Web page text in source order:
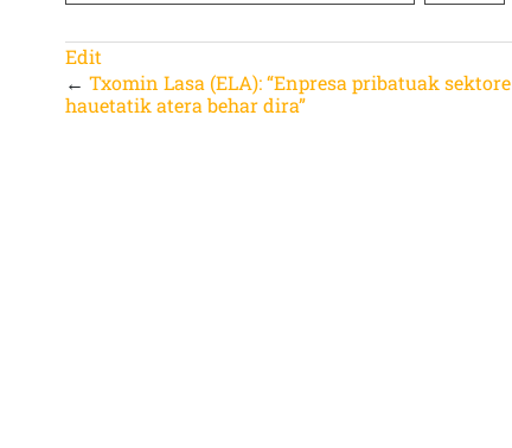
Edit
←Txomin Lasa (ELA): “Enpresa pribatuak sektore
hauetatik atera behar dira”